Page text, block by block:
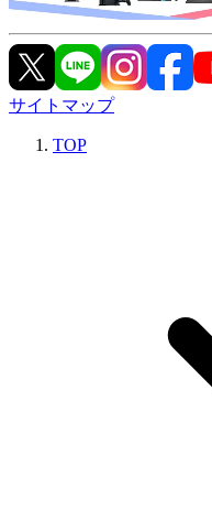
サイトマップ
TOP